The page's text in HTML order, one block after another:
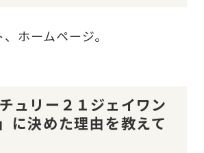
ホームページ。
ュリー２１ジェイワン
に決めた理由を教えて